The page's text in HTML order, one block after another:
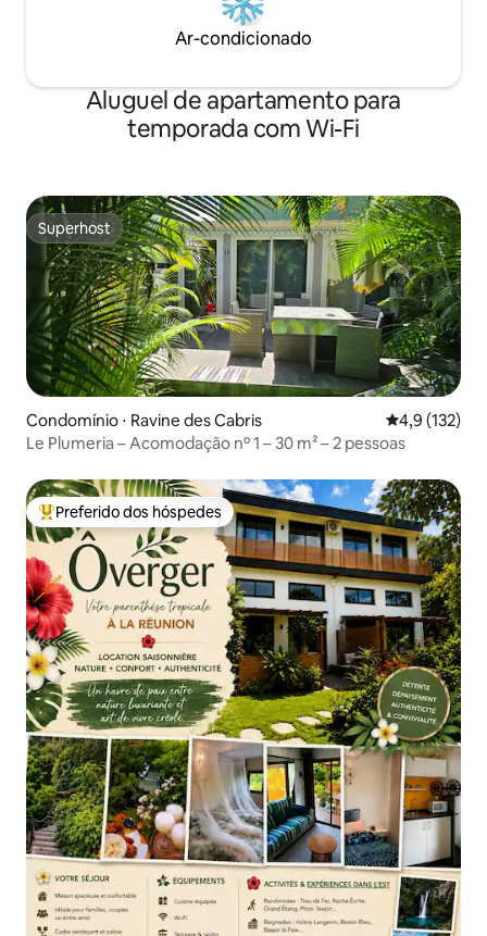
Ar-condicionado
Aluguel de apartamento para
temporada com Wi-Fi
Superhost
Superhost
Condomínio ⋅ Ravine des Cabris 4,9 de uma
4,9 (132)
Le Plumeria – Acomodação nº 1 – 30 m² – 2 pessoas
Entre os melhores preferidos dos hóspedes
Preferido dos hóspedes